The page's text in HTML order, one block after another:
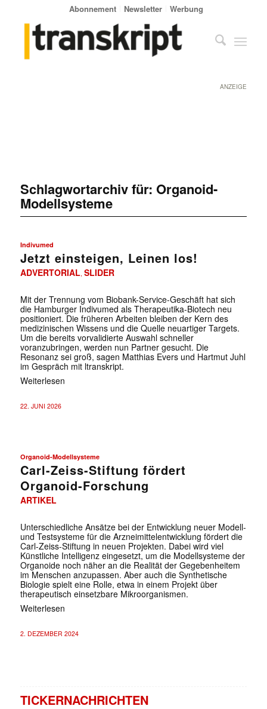
Abonnement Newsletter Werbung
ANZEIGE
Schlagwortarchiv für: Organoid-
Modellsysteme
Indivumed
Jetzt einsteigen, Leinen los!
ADVERTORIAL SLIDER
Mit der Trennung vom Biobank-Service-Geschäft hat sich
die Hamburger Indivumed als Therapeutika-Biotech neu
positioniert. Die früheren ­Arbeiten bleiben der Kern des
medizinischen Wissens und die Quelle ­neuartiger Targets.
Um die bereits vorvalidierte Auswahl schneller
voranzubringen, werden nun Partner gesucht. Die
Resonanz sei groß, sagen Matthias Evers und Hartmut Juhl
im Gespräch mit ltranskript.
Weiterlesen
22. JUNI 2026
Organoid-Modellsysteme
Carl-Zeiss-Stiftung fördert
Organoid-Forschung
ARTIKEL
Unterschiedliche Ansätze bei der Entwicklung neuer Modell-
und Testsysteme für die Arzneimittelentwicklung fördert die
Carl-Zeiss-Stiftung in neuen Projekten. Dabei wird viel
Künstliche Intelligenz eingesetzt, um die Modellsysteme der
Organoide noch näher an die Realität der Gegebenheitem
im Menschen anzupassen. Aber auch die Synthetische
Biologie spielt eine Rolle, etwa in einem Projekt über
therapeutisch einsetzbare Mikroorganismen.
Weiterlesen
2. DEZEMBER 2024
TICKERNACHRICHTEN